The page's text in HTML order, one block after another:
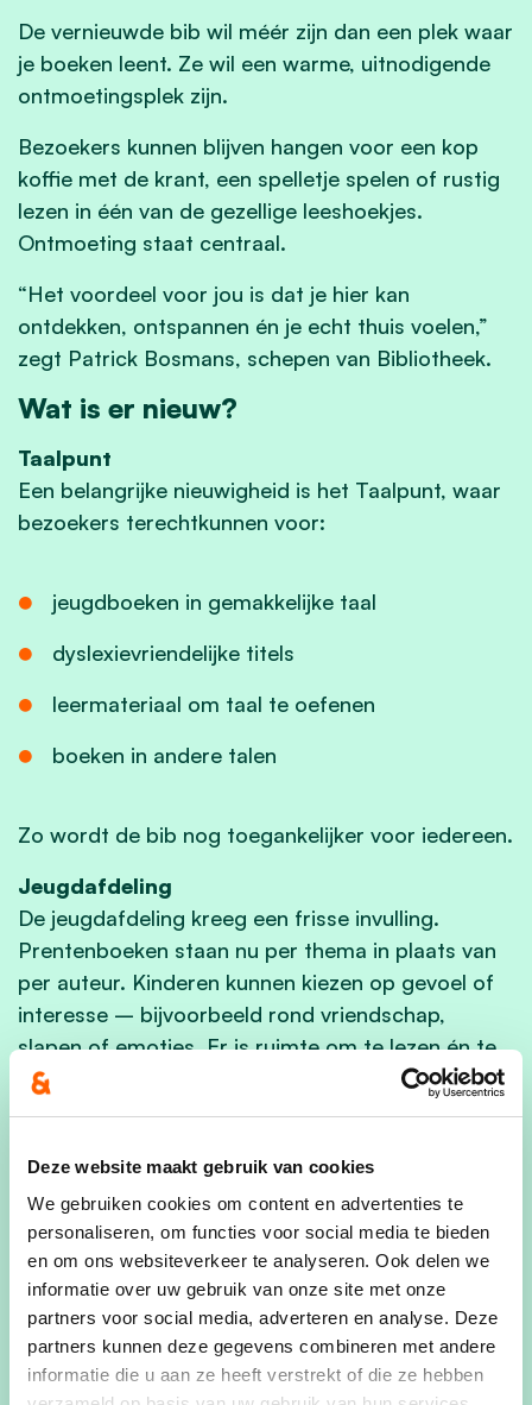
Deze website maakt gebruik van cookies
We gebruiken cookies om content en advertenties te
personaliseren, om functies voor social media te bieden
en om ons websiteverkeer te analyseren. Ook delen we
informatie over uw gebruik van onze site met onze
partners voor social media, adverteren en analyse. Deze
partners kunnen deze gegevens combineren met andere
informatie die u aan ze heeft verstrekt of die ze hebben
De vernieuwde bib wil méér zijn dan een plek waar
je boeken leent. Ze wil een warme, uitnodigende
ontmoetingsplek zijn.
Bezoekers kunnen blijven hangen voor een kop
koffie met de krant, een spelletje spelen of rustig
lezen in één van de gezellige leeshoekjes.
Ontmoeting staat centraal.
“Het voordeel voor jou is dat je hier kan
ontdekken, ontspannen én je echt thuis voelen,”
zegt Patrick Bosmans, schepen van Bibliotheek.
Wat is er nieuw?
Taalpunt
Een belangrijke nieuwigheid is het Taalpunt, waar
bezoekers terechtkunnen voor:
jeugdboeken in gemakkelijke taal
dyslexievriendelijke titels
leermateriaal om taal te oefenen
boeken in andere talen
Zo wordt de bib nog toegankelijker voor iedereen.
Jeugdafdeling
De jeugdafdeling kreeg een frisse invulling.
Prentenboeken staan nu per thema in plaats van
per auteur. Kinderen kunnen kiezen op gevoel of
interesse – bijvoorbeeld rond vriendschap,
slapen of emoties. Er is ruimte om te lezen én te
spelen, en gezinnen mogen blijven ontdekken.
De collectie werd grondig herbekeken.
Verouderde titels maakten plaats voor nieuwe en
actuele boeken. Covers worden vaker zichtbaar
gepresenteerd, waardoor kiezen intuïtiever wordt.
Minder zoeken, meer ontdekken.
Voorleeshond
In de jeugdafdeling kreeg ook de voorleeshond